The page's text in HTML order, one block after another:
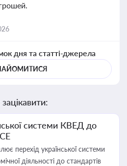
дня та статті-джерела
системи КВЕД до
перехід української системи
діяльності до стандартів